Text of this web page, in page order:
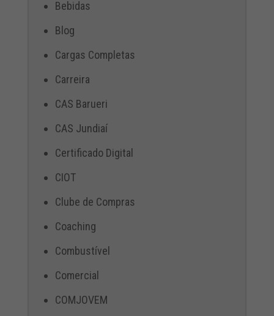
Bebidas
Blog
Cargas Completas
Carreira
CAS Barueri
CAS Jundiaí
Certificado Digital
CIOT
Clube de Compras
Coaching
Combustível
Comercial
COMJOVEM